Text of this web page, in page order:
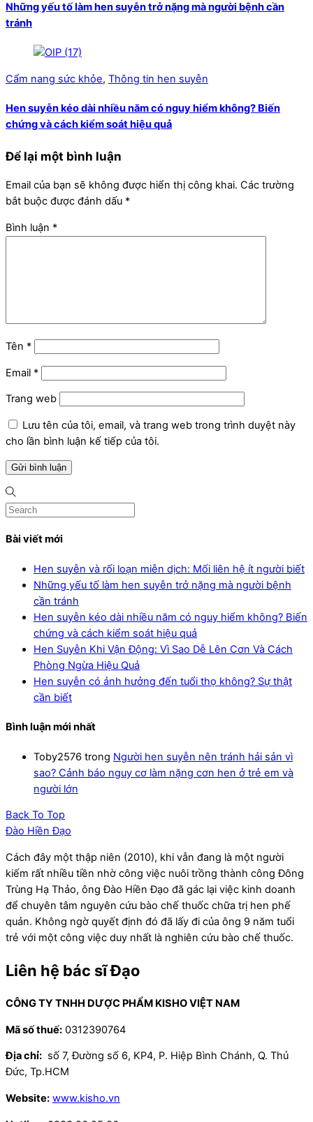
Những yếu tố làm hen suyễn trở nặng mà người bệnh cần
tránh
Cẩm nang sức khỏe, Thông tin hen suyễn
Hen suyễn kéo dài nhiều năm có nguy hiểm không? Biến
chứng và cách kiểm soát hiệu quả
Để lại một bình luận
Email của bạn sẽ không được hiển thị công khai. Các trường
bắt buộc được đánh dấu *
Bình luận *
Tên *
Email *
Trang web
Lưu tên của tôi, email, và trang web trong trình duyệt này
cho lần bình luận kế tiếp của tôi.
Bài viết mới
Hen suyễn và rối loạn miễn dịch: Mối liên hệ ít người biết
Những yếu tố làm hen suyễn trở nặng mà người bệnh
cần tránh
Hen suyễn kéo dài nhiều năm có nguy hiểm không? Biến
chứng và cách kiểm soát hiệu quả
Hen Suyễn Khi Vận Động: Vì Sao Dễ Lên Cơn Và Cách
Phòng Ngừa Hiệu Quả
Hen suyễn có ảnh hưởng đến tuổi thọ không? Sự thật
cần biết
Bình luận mới nhất
Toby2576 trong Người hen suyễn nên tránh hải sản vì
sao? Cảnh báo nguy cơ làm nặng cơn hen ở trẻ em và
người lớn
Back To Top
Đào Hiền Đạo
Cách đây một thập niên (2010), khi vẫn đang là một người
kiếm rất nhiều tiền nhờ công việc nuôi trồng thành công Đông
Trùng Hạ Thảo, ông Đào Hiền Đạo đã gác lại việc kinh doanh
để chuyên tâm nguyên cứu bào chế thuốc chữa trị hen phế
quản. Không ngờ quyết định đó đã lấy đi của ông 9 năm tuổi
trẻ với một công việc duy nhất là nghiên cứu bào chế thuốc.
Liên hệ bác sĩ Đạo
CÔNG TY TNHH DƯỢC PHẨM KISHO VIỆT NAM
Mã số thuế: 0312390764
Địa chỉ: số 7, Đường số 6, KP4, P. Hiệp Bình Chánh, Q. Thủ
Đức, Tp.HCM
Website: www.kisho.vn